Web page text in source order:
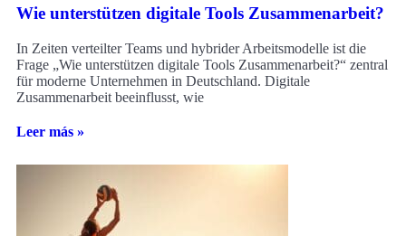
Wie unterstützen digitale Tools Zusammenarbeit?
In Zeiten verteilter Teams und hybrider Arbeitsmodelle ist die
Frage „Wie unterstützen digitale Tools Zusammenarbeit?“ zentral
für moderne Unternehmen in Deutschland. Digitale
Zusammenarbeit beeinflusst, wie
Leer más »